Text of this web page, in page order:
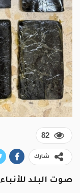
82
شارك
صوت البلد للأنباء